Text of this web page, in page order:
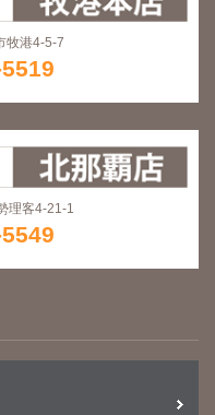
牧港4-5-7
理客4-21-1